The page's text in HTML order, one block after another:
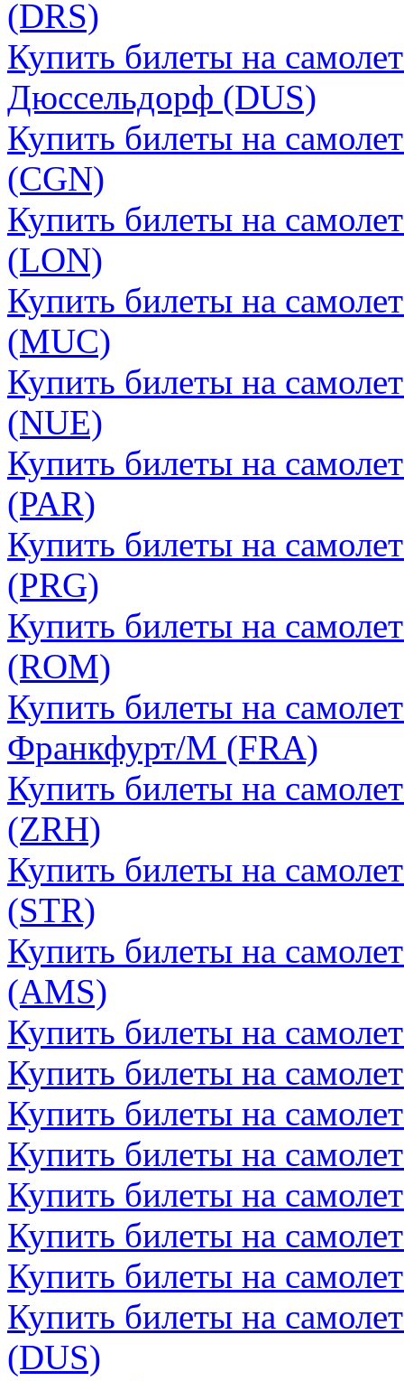
(DRS)
Купить билеты на
Дюссельдорф (DUS)
Купить билеты на
(CGN)
Купить билеты на
(LON)
Купить билеты на
(MUC)
Купить билеты на
(NUE)
Купить билеты на
(PAR)
Купить билеты на
(PRG)
Купить билеты на
(ROM)
Купить билеты на
Франкфурт/М (FRA)
Купить билеты на
(ZRH)
Купить билеты на
(STR)
Купить билеты на
(AMS)
Купить билеты на
Купить билеты на
Купить билеты на
Купить билеты на
Купить билеты на
Купить билеты на
Купить билеты на
Купить билеты на
(DUS)